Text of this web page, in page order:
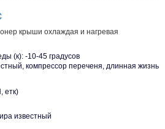
крыши охлаждая и нагревая
(к): -10-45 градусов
компрессор переченя, длинная жизнь
етк)
известный